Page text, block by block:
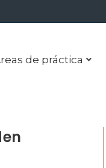
de práctica